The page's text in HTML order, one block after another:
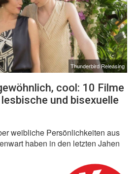
Thunderbird Releasing
cool: 10 Filme
und bisexuelle
weibliche Persönlichkeiten aus
haben in den letzten Jahen